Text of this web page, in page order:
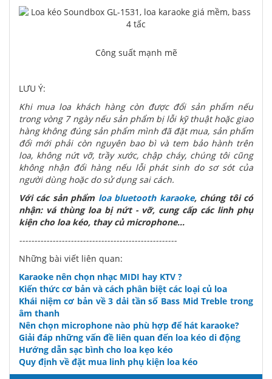
Công suất mạnh mẽ
LƯU Ý:
Khi mua loa khách hàng còn được đổi sản phẩm nếu
trong vòng 7 ngày nếu sản phẩm bị lỗi kỹ thuật hoặc giao
hàng không đúng sản phẩm mình đã đặt mua, sản phẩm
đổi mới phải còn nguyên bao bì và tem bảo hành trên
loa, không nứt vỡ, trầy xước, chập cháy, chúng tôi cũng
không nhận đổi hàng nếu lỗi phát sinh do sơ sót của
người dùng hoặc do sử dụng sai cách.
Với các sản phẩm loa bluetooth karaoke, chúng tôi có
nhận: vá thùng loa bị nứt - vỡ, cung cấp các linh phụ
kiện cho loa kéo, thay củ microphone...
----------------------------------------------------
Những bài viết liên quan:
Karaoke nên chọn nhạc MIDI hay KTV ?
Kiến thức cơ bản và cách phân biệt các loại củ loa
Khái niệm cơ bản về 3 dải tần số Bass Mid Treble trong
âm thanh
Nên chọn microphone nào phù hợp để hát karaoke?
Giải đáp những vấn đề liên quan đến loa kéo di động
Hướng dẫn sạc bình cho loa kẹo kéo
Quy định về đặt mua linh phụ kiện loa kéo